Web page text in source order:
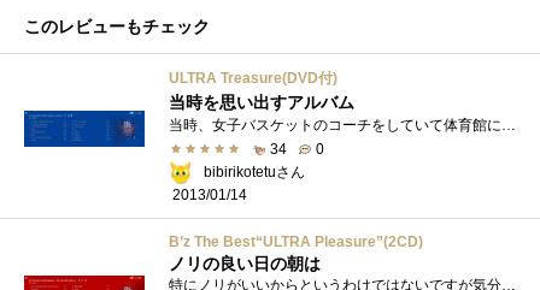
このレビューもチェック
ULTRA Treasure(DVD付)
当時を思い出すアルバム
当時、女子バスケットのコーチをしていて体育館に向かう車の中でよくかけていたのが恋心（KOI-GOKORO）特に下心があったわけではないんですが、�...
34
0
bibirikotetuさん
2013/01/14
B’z The Best“ULTRA Pleasure”(2CD)
ノリの良い日の朝は